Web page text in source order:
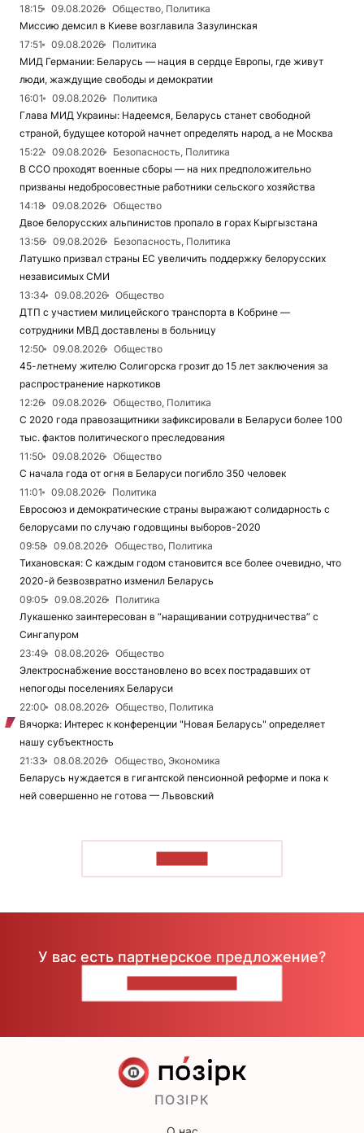
18:15 09.08.2026
Общество, Политика
Миссию демсил в Киеве возглавила Зазулинская
17:51
09.08.2026
Политика
МИД Германии: Беларусь — нация в сердце Европы, где живут
люди, жаждущие свободы и демократии
16:01
09.08.2026
Политика
Глава МИД Украины: Надеемся, Беларусь станет свободной
страной, будущее которой начнет определять народ, а не Москва
15:22
09.08.2026
Безопасность, Политика
В ССО проходят военные сборы — на них предположительно
призваны недобросовестные работники сельского хозяйства
14:18
09.08.2026
Общество
Двое белорусских альпинистов пропало в горах Кыргызстана
13:56
09.08.2026
Безопасность, Политика
Латушко призвал страны ЕС увеличить поддержку белорусских
независимых СМИ
13:34
09.08.2026
Общество
ДТП с участием милицейского транспорта в Кобрине —
сотрудники МВД доставлены в больницу
12:50
09.08.2026
Общество
45-летнему жителю Солигорска грозит до 15 лет заключения за
распространение наркотиков
12:26
09.08.2026
Общество, Политика
С 2020 года правозащитники зафиксировали в Беларуси более 100
тыс. фактов политического преследования
11:50
09.08.2026
Общество
С начала года от огня в Беларуси погибло 350 человек
11:01
09.08.2026
Политика
Евросоюз и демократические страны выражают солидарность с
белорусами по случаю годовщины выборов-2020
09:58
09.08.2026
Общество, Политика
Тихановская: С каждым годом становится все более очевидно, что
2020-й безвозвратно изменил Беларусь
09:05
09.08.2026
Политика
Лукашенко заинтересован в “наращивании сотрудничества” с
Сингапуром
23:49
08.08.2026
Общество
Электроснабжение восстановлено во всех пострадавших от
непогоды поселениях Беларуси
22:00
08.08.2026
Общество, Политика
Вячорка: Интерес к конференции "Новая Беларусь" определяет
нашу субъектность
21:33
08.08.2026
Общество, Экономика
Беларусь нуждается в гигантской пенсионной реформе и пока к
ней совершенно не готова — Львовский
У вас есть партнерское предложение?
ПОЗІРК